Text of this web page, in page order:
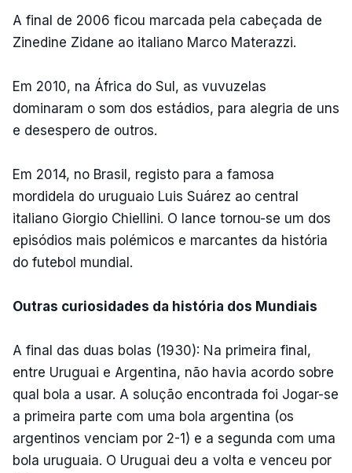
A final de 2006 ficou marcada pela cabeçada de
Zinedine Zidane ao italiano Marco Materazzi.
Em 2010, na África do Sul, as vuvuzelas
dominaram o som dos estádios, para alegria de uns
e desespero de outros.
Em 2014, no Brasil, registo para a famosa
mordidela do uruguaio Luis Suárez ao central
italiano Giorgio Chiellini. O lance tornou-se um dos
episódios mais polémicos e marcantes da história
do futebol mundial.
Outras curiosidades da história dos Mundiais
A final das duas bolas (1930): Na primeira final,
entre Uruguai e Argentina, não havia acordo sobre
qual bola a usar. A solução encontrada foi Jogar-se
a primeira parte com uma bola argentina (os
argentinos venciam por 2-1) e a segunda com uma
bola uruguaia. O Uruguai deu a volta e venceu por